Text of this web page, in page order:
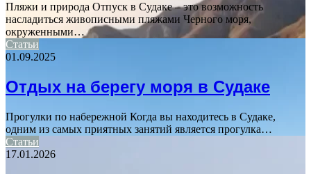
Пляжи и природа Отпуск в Судаке – это возможность
насладиться живописными пляжами Черного моря,
окруженными…
Статьи
01.09.2025
Отдых на берегу моря в Судаке
Прогулки по набережной Когда вы находитесь в Судаке,
одним из самых приятных занятий является прогулка…
Статьи
17.01.2026